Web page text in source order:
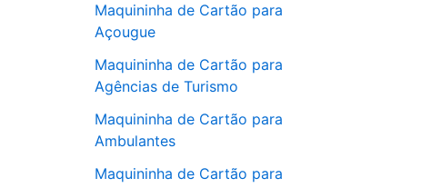
Maquininha de Cartão para
Açougue
Maquininha de Cartão para
Agências de Turismo
Maquininha de Cartão para
Ambulantes
Maquininha de Cartão para